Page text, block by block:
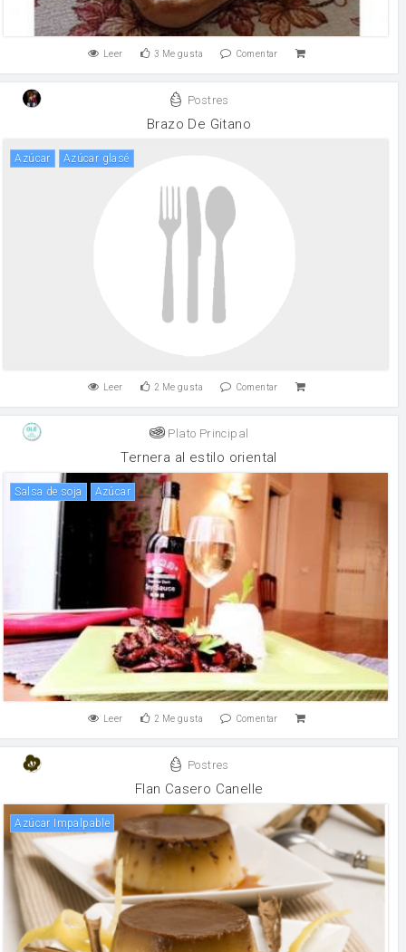
Leer 3 Me gusta Comentar
Postres
Brazo De Gitano
Azúcar azúcar glasé
Leer 2 Me gusta Comentar
Plato Principal
Ternera al estilo oriental
salsa de soja Azúcar
Leer 2 Me gusta Comentar
Postres
Flan Casero Canelle
Azúcar Impalpable